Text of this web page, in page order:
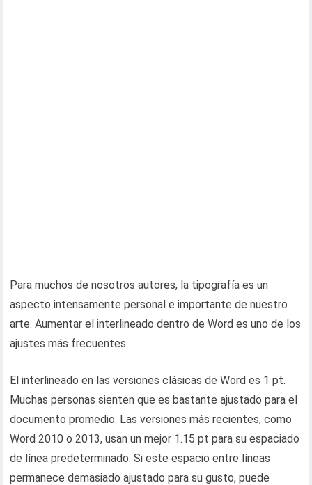
Para muchos de nosotros autores, la tipografía es un
aspecto intensamente personal e importante de nuestro
arte. Aumentar el interlineado dentro de Word es uno de los
ajustes más frecuentes.
El interlineado en las versiones clásicas de Word es 1 pt.
Muchas personas sienten que es bastante ajustado para el
documento promedio. Las versiones más recientes, como
Word 2010 o 2013, usan un mejor 1.15 pt para su espaciado
de línea predeterminado. Si este espacio entre líneas
permanece demasiado ajustado para su gusto, puede